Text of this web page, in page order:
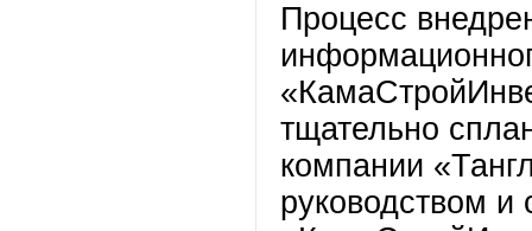
Процесс
тщательно
компании
руководством и